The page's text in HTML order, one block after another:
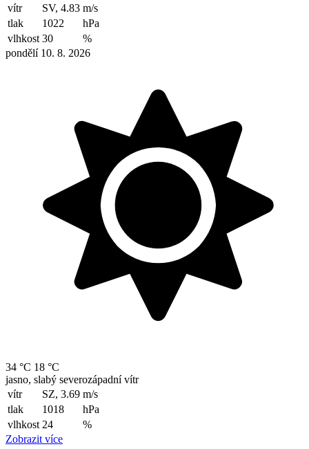
vítr
SV, 4.83 m/s
tlak
1022
hPa
vlhkost 30
%
pondělí 10. 8. 2026
34 °C 18 °C
jasno, slabý severozápadní vítr
vítr
SZ, 3.69 m/s
tlak
1018
hPa
vlhkost 24
%
Zobrazit více